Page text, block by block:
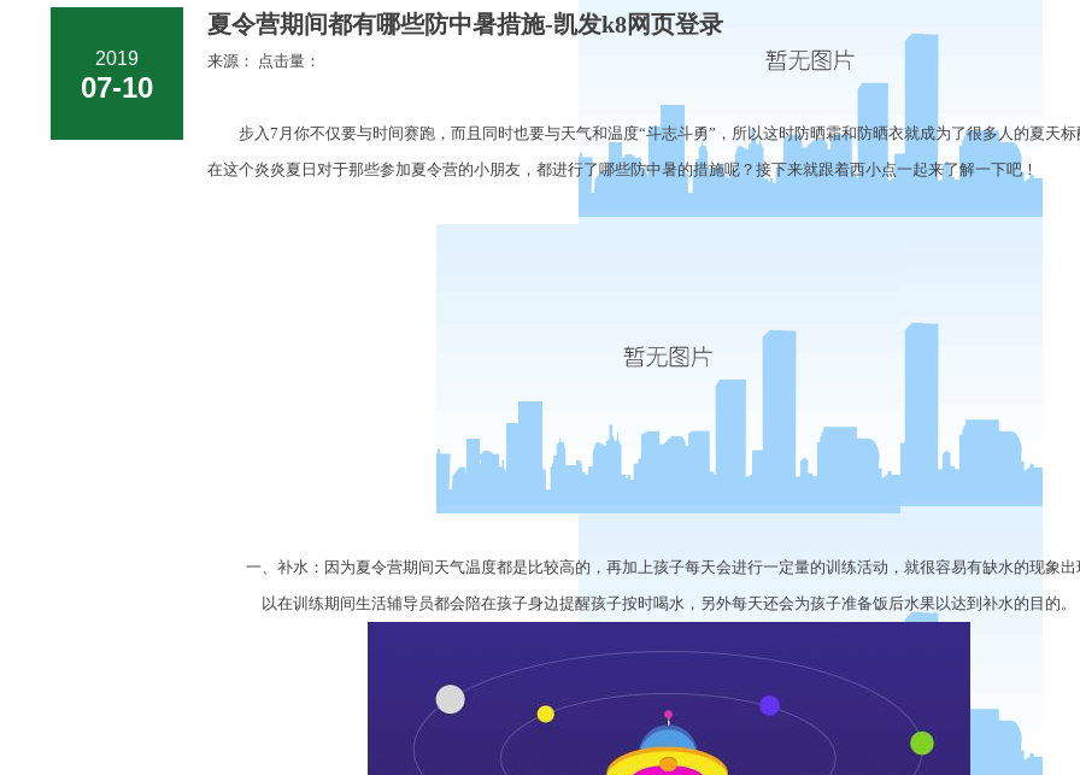
2019
07-10
夏令营期间都有哪些防中暑措施-凯发k8网页登录
来源： 点击量：
步入7月你不仅要与时间赛跑，而且同时也要与天气和温度“斗志斗勇”，所以这时防晒霜和防晒衣就成为了很多人的夏天标
在这个炎炎夏日对于那些参加夏令营的小朋友，都进行了哪些防中暑的措施呢？接下来就跟着西小点一起来了解一下吧！
一、补水：因为夏令营期间天气温度都是比较高的，再加上孩子每天会进行一定量的训练活动，就很容易有缺水的现象出
以在训练期间生活辅导员都会陪在孩子身边提醒孩子按时喝水，另外每天还会为孩子准备饭后水果以达到补水的目的。